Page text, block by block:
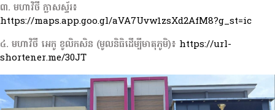
៣. មហាវិថី ក្លាសស្ទ័រ៖
https://maps.app.goo.gl/aVA7Uvw1zsXd2AfM8?g_st=ic
៤. មហាវិថី អេកូ ខូលិកសិន (មូលនិធិដើម្បីមាតុភូមិ)៖ https://url-
shortener.me/30JT